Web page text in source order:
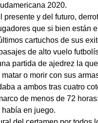
2020.
presente y del futuro,
que si bien están
cartuchos de sus
de alto vuelo
partida de ajedrez la
o morir con sus
a ambos tras cuatro
de menos de 72
en juego.